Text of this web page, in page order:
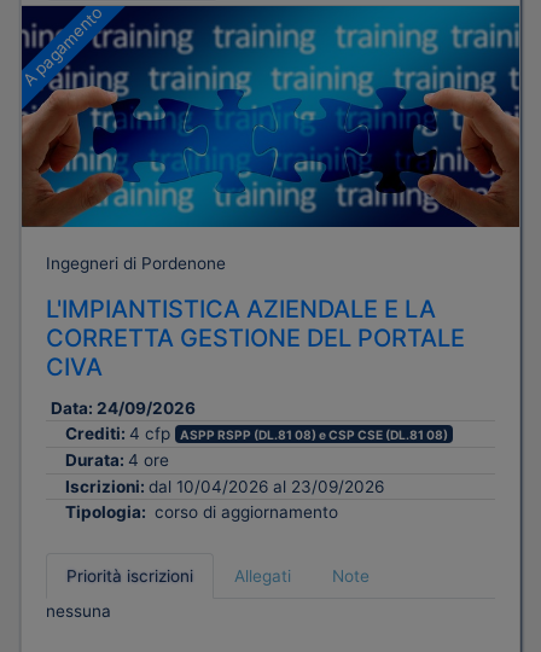
A pagamento
Ingegneri di Pordenone
L'IMPIANTISTICA AZIENDALE E LA
CORRETTA GESTIONE DEL PORTALE
CIVA
Data: 24/09/2026
Crediti: 4 cfp ASPP RSPP (DL.81 08) e CSP CSE (DL.81 08)
Durata: 4 ore
Iscrizioni: dal 10/04/2026 al 23/09/2026
Tipologia: corso di aggiornamento
Priorità iscrizioni Allegati
Note
nessuna